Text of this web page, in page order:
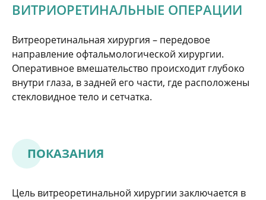
ВИТРИОРЕТИНАЛЬНЫЕ ОПЕРАЦИИ
Витреоретинальная хирургия – передовое
направление офтальмологической хирургии.
Оперативное вмешательство происходит глубоко
внутри глаза, в задней его части, где расположены
стекловидное тело и сетчатка.
ПОКАЗАНИЯ
Цель витреоретинальной хирургии заключается в